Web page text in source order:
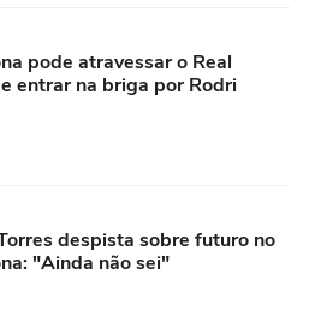
pode atravessar o Real
entrar na briga por Rodri
despista sobre futuro no
"Ainda não sei"